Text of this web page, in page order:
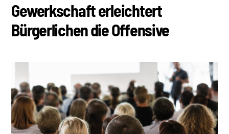
Gewerkschaft erleichtert
Bürgerlichen die Offensive